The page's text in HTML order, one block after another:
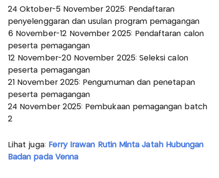
24 Oktober-5 November 2025: Pendaftaran
penyelenggaran dan usulan program pemagangan
6 November-12 November 2025: Pendaftaran calon
peserta pemagangan
12 November-20 November 2025: Seleksi calon
peserta pemagangan
21 November 2025: Pengumuman dan penetapan
peserta pemagangan
24 November 2025: Pembukaan pemagangan batch
2
Lihat juga: Ferry Irawan Rutin Minta Jatah Hubungan
Badan pada Venna